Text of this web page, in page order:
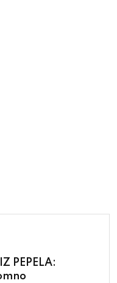
PEPELA: